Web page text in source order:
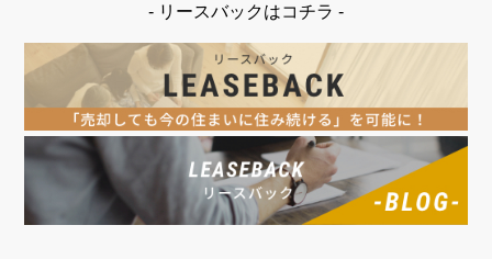
- リースバックはコチラ -